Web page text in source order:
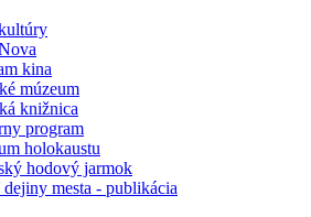
kina
múzeum
knižnica
program
holokaustu
hodový jarmok
dejiny mesta - publikácia